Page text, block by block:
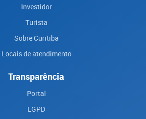
Investidor
Turista
Sobre Curitiba
Locais de atendimento
Transparência
Portal
LGPD